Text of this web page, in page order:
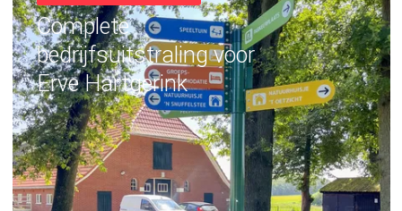
Complete
bedrijfsuitstraling voor
Erve Hartgerink